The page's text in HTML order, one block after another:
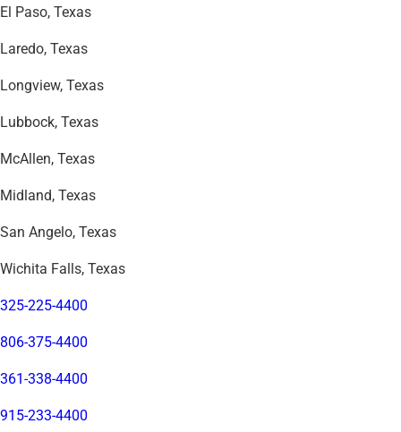
El Paso, Texas
Laredo, Texas
Longview, Texas
Lubbock, Texas
McAllen, Texas
Midland, Texas
San Angelo, Texas
Wichita Falls, Texas
325-225-4400
806-375-4400
361-338-4400
915-233-4400